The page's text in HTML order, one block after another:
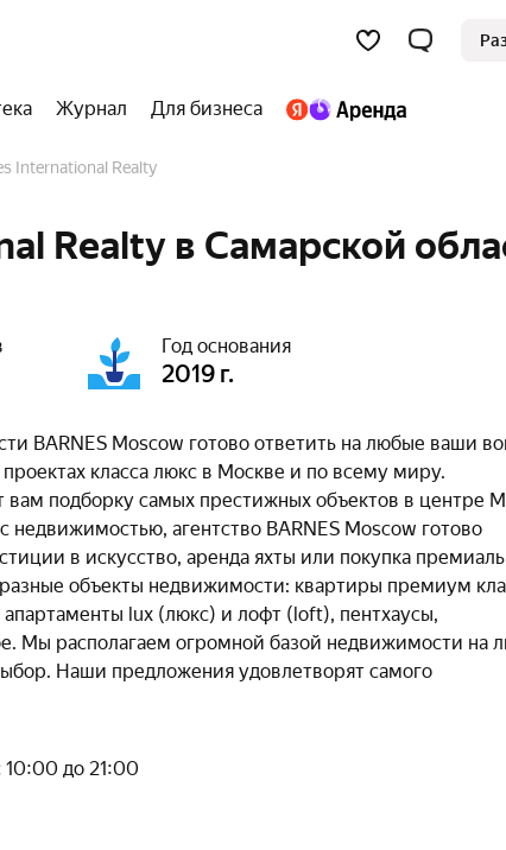
Журнал Для бизнеса
International Realty
Realty в Самарской
Год основания
2019 г.
BARNES Moscow готово ответить на любые ваши
класса люкс в Москве и по всему миру.
вам подборку самых престижных объектов в центре
агентство BARNES Moscow готово
в искусство, аренда яхты или покупка
объекты недвижимости: квартиры премиум
lux (люкс) и лофт (loft), пентхаусы,
Мы располагаем огромной базой недвижимости на
Наши предложения удовлетворят самого
10:00 до 21:00